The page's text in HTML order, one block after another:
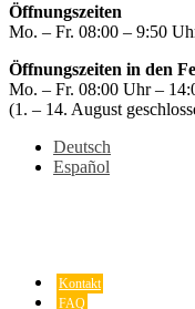
Öffnungszeiten
Mo. – Fr. 08:00 – 9:50
Öffnungszeiten in den
Mo. – Fr. 08:00 Uhr –
(1. – 14. August
Deutsch
Español
Kontakt
FAQ